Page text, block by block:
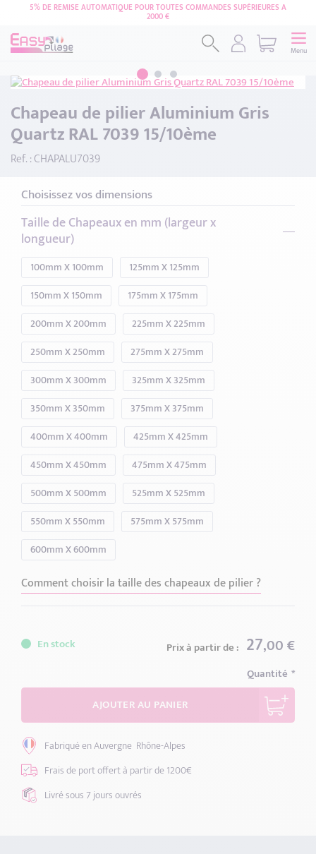
5% DE REMISE AUTOMATIQUE POUR TOUTES COMMANDES SUPÉRIEURES A
2000 €
Menu
Chapeau de pilier Aluminium Gris
Quartz RAL 7039 15/10ème
Ref. : CHAPALU7039
Choisissez vos dimensions
Taille de Chapeaux en mm (largeur x
longueur)
100mm X 100mm
125mm X 125mm
150mm X 150mm
175mm X 175mm
200mm X 200mm
225mm X 225mm
250mm X 250mm
275mm X 275mm
300mm X 300mm
325mm X 325mm
350mm X 350mm
375mm X 375mm
400mm X 400mm
425mm X 425mm
450mm X 450mm
475mm X 475mm
500mm X 500mm
525mm X 525mm
550mm X 550mm
575mm X 575mm
600mm X 600mm
Comment choisir la taille des chapeaux de pilier ?
En stock Prix à partir de : 27,00 €
Quantité
AJOUTER AU PANIER
Fabriqué en Auvergne Rhône-Alpes
Frais de port offertà partir de 1200€
Livré sous 7 joursouvrés